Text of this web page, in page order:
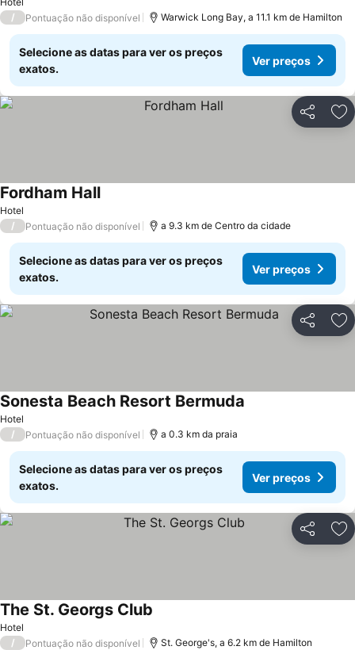
/ Pontuação não disponível Warwick Long Bay, a 11.1 km de Hamilton
Selecione as datas para ver os preços
exatos.
Ver preços
Partilhar
Hotel
Fordham HallVer preços
/ Pontuação não disponível a 9.3 km de Centro da cidade
Selecione as datas para ver os preços
exatos.
Ver preços
Partilhar
Hotel
Sonesta Beach Resort Bermuda
/ Pontuação não disponível a 0.3 km da praia
Selecione as datas para ver os preços
exatos.
Ver preços
Partilhar
Hotel
The St. Georgs Club
/ Pontuação não disponível St. George's, a 6.2 km de Hamilton